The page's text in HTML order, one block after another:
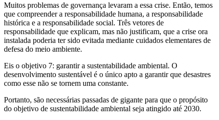
Muitos problemas de governança levaram a essa crise. Então, temos
que compreender a responsabilidade humana, a responsabilidade
histórica e a responsabilidade social. Três vetores de
responsabilidade que explicam, mas não justificam, que a crise ora
instalada poderia ter sido evitada mediante cuidados elementares de
defesa do meio ambiente.
Eis o objetivo 7: garantir a sustentabilidade ambiental. O
desenvolvimento sustentável é o único apto a garantir que desastres
como esse não se tornem uma constante.
Portanto, são necessárias passadas de gigante para que o propósito
do objetivo de sustentabilidade ambiental seja atingido até 2030.